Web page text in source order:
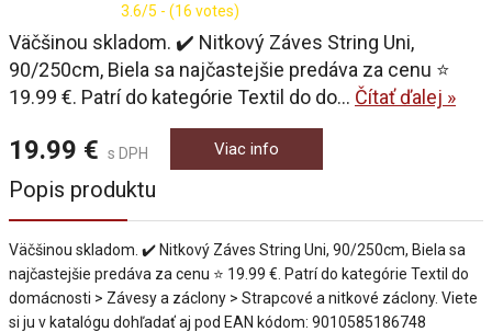
3.6/5 - (16 votes)
Väčšinou skladom. ✔️ Nitkový Záves String Uni,
90/250cm, Biela sa najčastejšie predáva za cenu ⭐
19.99 €. Patrí do kategórie Textil do do... Čítať ďalej »
19.99 € s DPH Viac info
Popis produktu
Väčšinou skladom. ✔️ Nitkový Záves String Uni, 90/250cm, Biela sa
najčastejšie predáva za cenu ⭐ 19.99 €. Patrí do kategórie Textil do
domácnosti > Závesy a záclony > Strapcové a nitkové záclony. Viete
si ju v katalógu dohľadať aj pod EAN kódom: 9010585186748